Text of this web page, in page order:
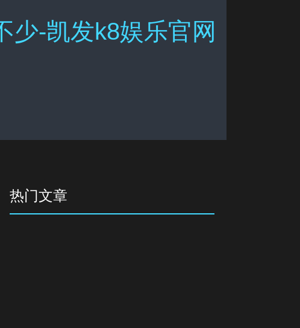
少-凯发k8娱乐官网
热门文章